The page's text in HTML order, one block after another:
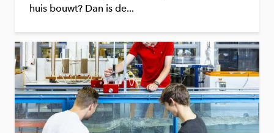
huis bouwt? Dan is de...